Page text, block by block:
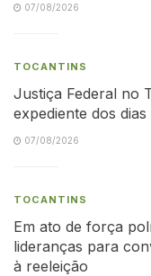
07/08/2026
TOCANTINS
Justiça Federal no
expediente dos dias
07/08/2026
TOCANTINS
Em ato de força
lideranças para
à reeleição